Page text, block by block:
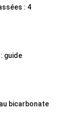
: 4
guide
bicarbonate